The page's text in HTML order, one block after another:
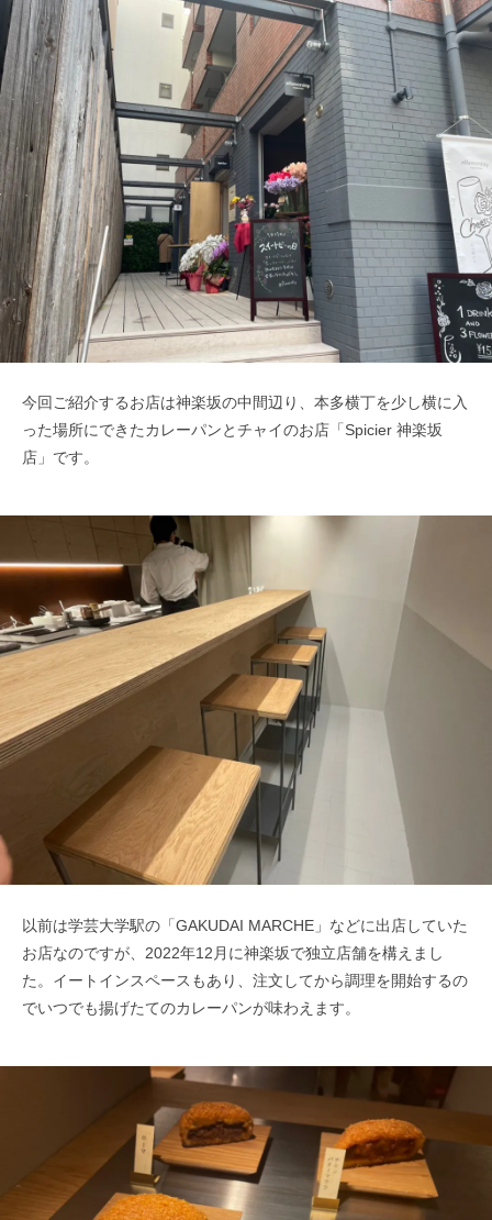
今回ご紹介するお店は神楽坂の中間辺り、本多横丁を少し横に入
った場所にできたカレーパンとチャイのお店「Spicier 神楽坂
店」です。
以前は学芸大学駅の「GAKUDAI MARCHE」などに出店していた
お店なのですが、2022年12月に神楽坂で独立店舗を構えまし
た。イートインスペースもあり、注文してから調理を開始するの
でいつでも揚げたてのカレーパンが味わえます。